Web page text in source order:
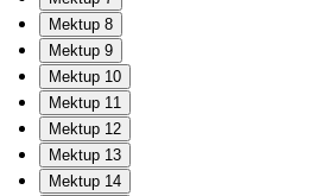
Mektup 8
Mektup 9
Mektup 10
Mektup 11
Mektup 12
Mektup 13
Mektup 14